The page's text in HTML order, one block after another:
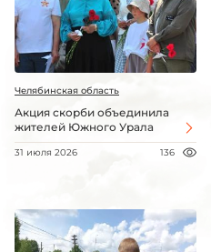
Челябинская область
Акция скорби объединила
жителей Южного Урала
31 июля 2026 136